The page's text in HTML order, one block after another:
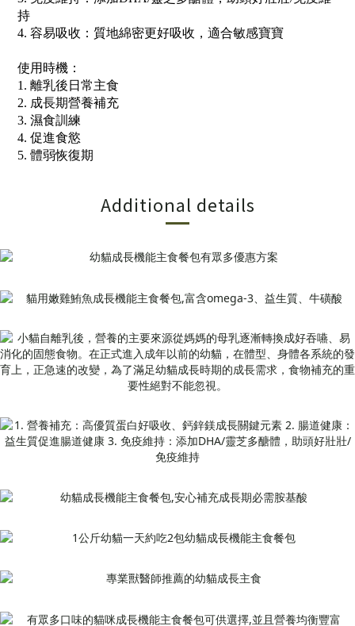
持
4. 容易吸收 ： 質地綿密更好吸收，適合敏感寶寶
使用時機：
1. 離乳後日常主食
2. 成長期營養補充
3. 濕食訓練
4. 促進食慾
5. 體弱恢復期
Additional details